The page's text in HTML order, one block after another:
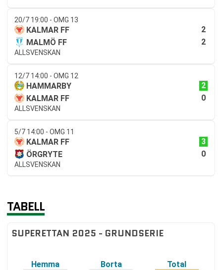
20/7 19:00 - OMG 13
KALMAR FF
2
MALMÖ FF
2
ALLSVENSKAN
12/7 14:00 - OMG 12
HAMMARBY
2
KALMAR FF
0
ALLSVENSKAN
5/7 14:00 - OMG 11
KALMAR FF
3
ÖRGRYTE
0
ALLSVENSKAN
TABELL
SUPERETTAN 2025 - GRUNDSERIE
Hemma Borta Total